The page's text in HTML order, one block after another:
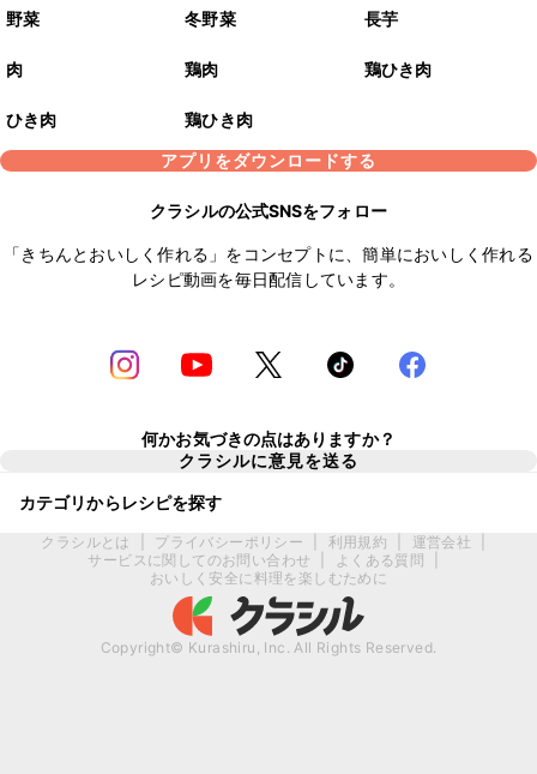
野菜 冬野菜 長芋
肉 鶏肉 鶏ひき肉
ひき肉
鶏ひき肉
アプリをダウンロードする
クラシルの公式SNSをフォロー
「きちんとおいしく作れる」をコンセプトに、簡単においしく作れる
レシピ動画を毎日配信しています。
何かお気づきの点はありますか？
クラシルに意見を送る
カテゴリからレシピを探す
クラシルとは プライバシーポリシー 利用規約 運営会社
サービスに関してのお問い合わせ
よくある質問
おいしく安全に料理を楽しむために
Copyright© Kurashiru, Inc. All Rights Reserved.